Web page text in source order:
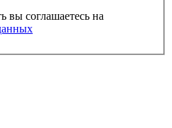
вы соглашаетесь на